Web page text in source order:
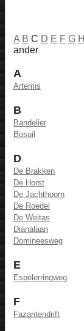
A B C D E F G H
ander
A
Artemis
B
Bandelier
Bosuil
D
De Brakken
De Horst
De Jachthoorn
De Roedel
De Weitas
Dianalaan
Domineesweg
E
Espelerringweg
F
Fazantendrift